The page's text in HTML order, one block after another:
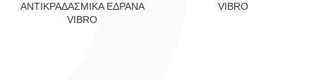
ΑΝΤΙΚΡΑΔΑΣΜΙΚΑ ΕΔΡΑΝΑ
VIBRO
VIBRO